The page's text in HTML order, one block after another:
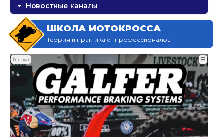
Новостные каналы
ШКОЛА МОТОКРОССА
Теория и практика от профессионалов
Реклама ☰